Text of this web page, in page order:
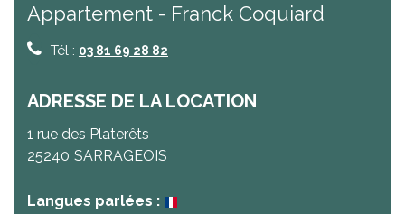
Appartement - Franck Coquiard
Tél : 03 81 69 28 82
ADRESSE DE LA LOCATION
1 rue des Platerêts
25240 SARRAGEOIS
Langues parlées :